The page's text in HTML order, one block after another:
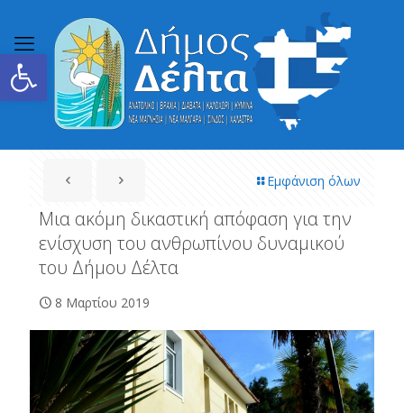
Ανοίξτε τη γραμμή εργαλείων
Εμφάνιση όλων
Μια ακόμη δικαστική απόφαση για την
ενίσχυση του ανθρωπίνου δυναμικού
του Δήμου Δέλτα
8 Μαρτίου 2019